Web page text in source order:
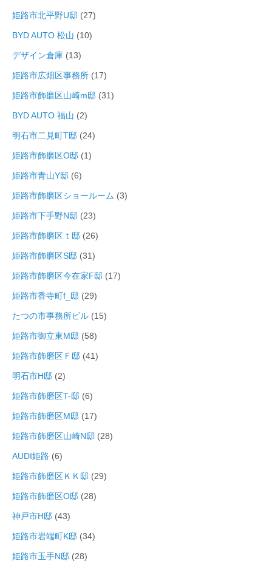
姫路市北平野U邸 (27)
BYD AUTO 松山 (10)
デザイン倉庫 (13)
姫路市広畑区事務所 (17)
姫路市飾磨区山崎m邸 (31)
BYD AUTO 福山 (2)
明石市二見町T邸 (24)
姫路市飾磨区O邸 (1)
姫路市青山Y邸 (6)
姫路市飾磨区ショールーム (3)
姫路市下手野N邸 (23)
姫路市飾磨区ｔ邸 (26)
姫路市飾磨区S邸 (31)
姫路市飾磨区今在家F邸 (17)
姫路市香寺町f_邸 (29)
たつの市事務所ビル (15)
姫路市御立東M邸 (58)
姫路市飾磨区Ｆ邸 (41)
明石市H邸 (2)
姫路市飾磨区T-邸 (6)
姫路市飾磨区M邸 (17)
姫路市飾磨区山崎N邸 (28)
AUDI姫路 (6)
姫路市飾磨区ＫＫ邸 (29)
姫路市飾磨区O邸 (28)
神戸市H邸 (43)
姫路市岩端町K邸 (34)
姫路市玉手N邸 (28)